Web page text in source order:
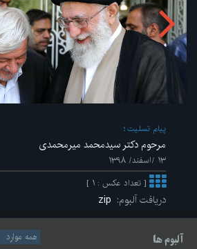
پیام تسلیت
مرحوم دکتر سیدمحمد میرمحمدی
۱۳ /اسفند/ ۱۳۹۸
[ تعداد عکس : ۱ ]
دریافت آلبوم:
آلبوم ها